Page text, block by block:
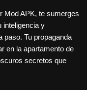
Mod APK, te sumerges
inteligencia y
paso. Tu propaganda
en la apartamento de
secretos que